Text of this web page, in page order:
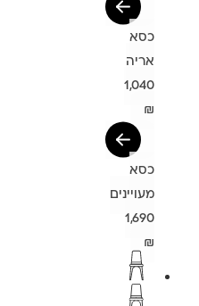
כסא
אריה
1,040
₪
כסא
מעויינים
1,690
₪